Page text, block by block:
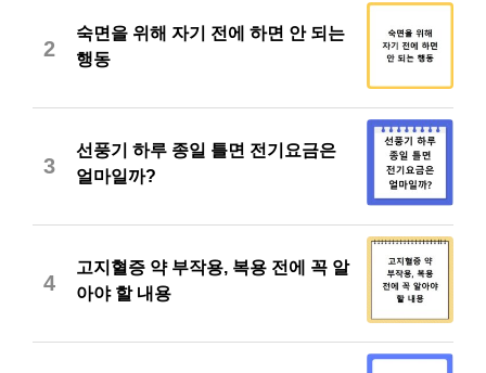
2
숙면을 위해 자기 전에 하면 안 되는
행동
3
선풍기 하루 종일 틀면 전기요금은
얼마일까?
4
고지혈증 약 부작용, 복용 전에 꼭 알
아야 할 내용